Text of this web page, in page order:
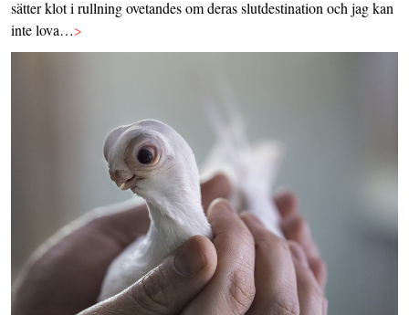
sätter klot i rullning ovetandes om deras slutdestination och jag kan
inte lova…>